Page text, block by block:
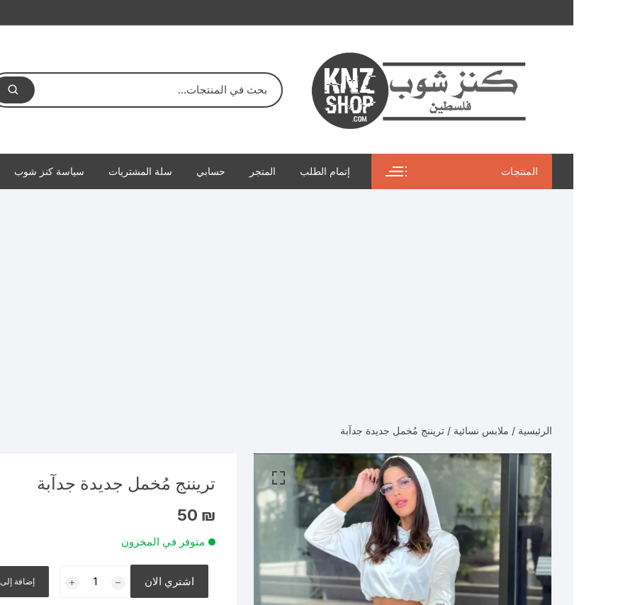
إلى
المنتجات إتمام الطلب المتجر حسابي سلة المشتريات سياسة كنز شوب
الرئيسية / ملابس نسائية / تريننج مُخمل جديدة جدآبة
تريننج مُخمل جديدة جدآبة
50 ₪
متوفر في المخزون
اشتري الان إضافة